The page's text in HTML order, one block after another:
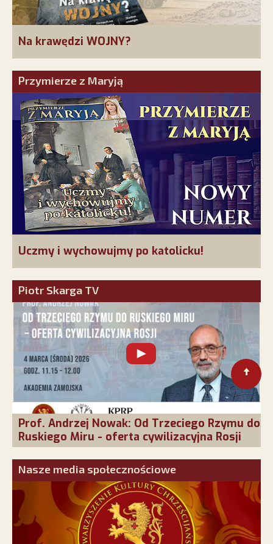
Na krawędzi WOJNY?
Przymierze z Maryją
Uczmy i wychowujmy po katolicku!
Piotr Skarga TV
Prof. Andrzej Nowak: Od Trzeciego Rzymu do
Ruskiego Miru - oferta cywilizacyjna Rosji
Nasze media społecznościowe